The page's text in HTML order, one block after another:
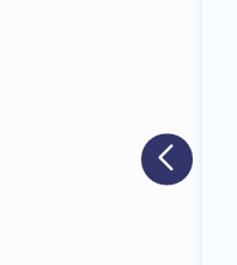
responder.lhe.
do tempo